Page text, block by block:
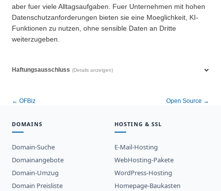
aber fuer viele Alltagsaufgaben. Fuer Unternehmen mit hohen
Datenschutzanforderungen bieten sie eine Moeglichkeit, KI-
Funktionen zu nutzen, ohne sensible Daten an Dritte
weiterzugeben.
Haftungsausschluss (Details anzeigen)
← OFBiz Open Source →
DOMAINS
Domain-Suche
Domainangebote
Domain-Umzug
Domain Preisliste
HOSTING & SSL
E-Mail-Hosting
WebHosting-Pakete
WordPress-Hosting
Homepage-Baukasten